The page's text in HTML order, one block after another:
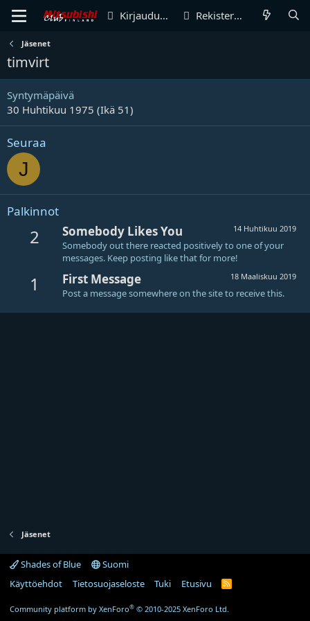
Kirjaudu sisään Rekisteröidy
Jäsenet
timvirt
Syntymäpäivä
30 Huhtikuu 1975 (Ikä 51)
Seuraa
J
Palkinnot
2 14 Huhtikuu 2019
Somebody Likes You
Somebody out there reacted positively to one of your
messages. Keep posting like that for more!
1 18 Maaliskuu 2019
First Message
Post a message somewhere on the site to receive this.
Jäsenet
Shades of Blue
Suomi
Käyttöehdot
Tietosuojaseloste Tuki Etusivu
R
Community platform by XenForo® © 2010-2025 XenForo Ltd.